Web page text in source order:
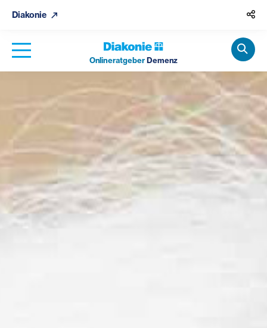
Diakonie
OnlineratgeberDemenz